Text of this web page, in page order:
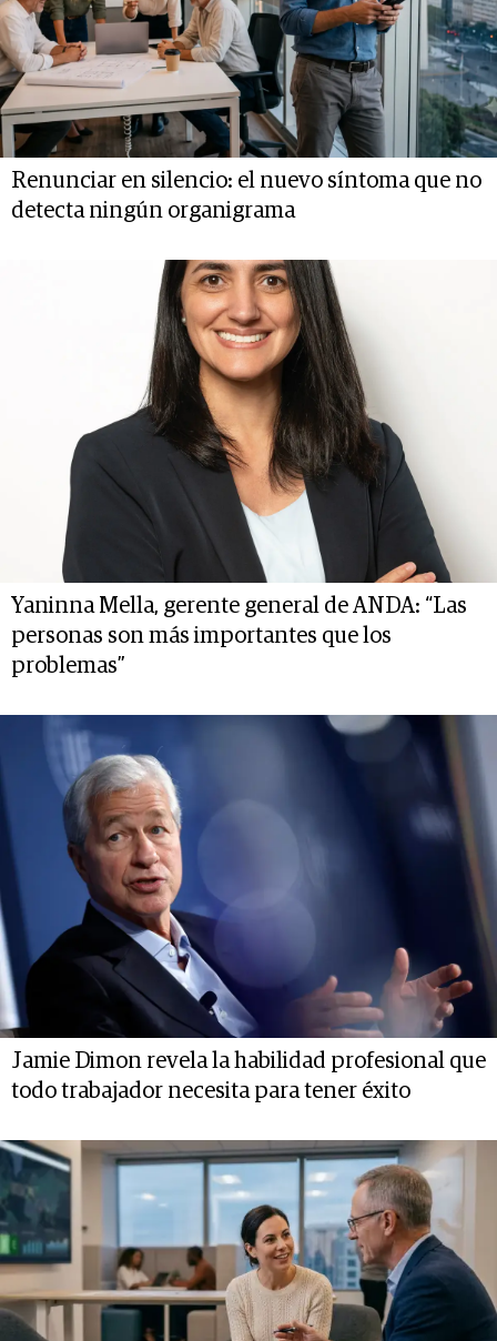
Renunciar en silencio: el nuevo síntoma que no
detecta ningún organigrama
Yaninna Mella, gerente general de ANDA: “Las
personas son más importantes que los
problemas”
Jamie Dimon revela la habilidad profesional que
todo trabajador necesita para tener éxito